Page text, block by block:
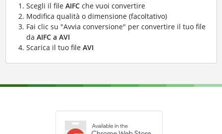
Scegli il file AIFCche vuoi convertire
Modifica qualità o dimensione (facoltativo)
Fai clic su "Avvia conversione" per convertire il tuo file
da AIFC a AVI
Scarica il tuo file AVI